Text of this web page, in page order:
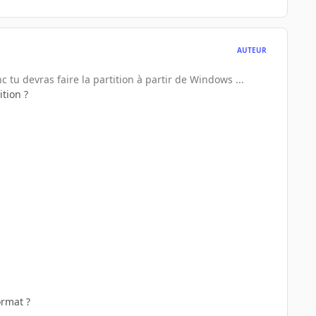
AUTEUR
tu devras faire la partition à partir de Windows ...
?
?